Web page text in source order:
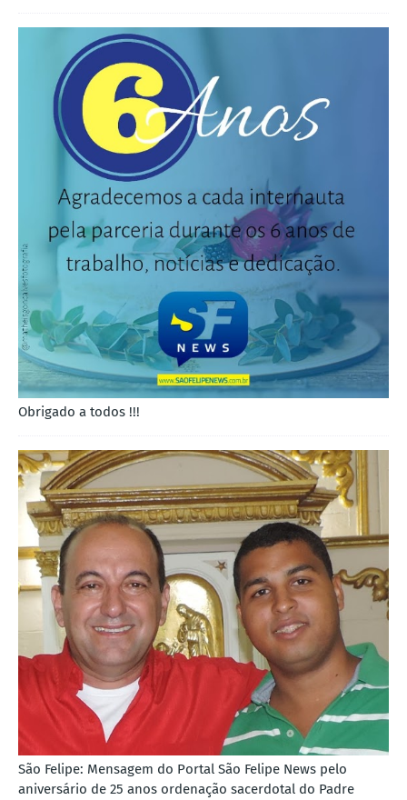
Obrigado a todos !!!
São Felipe: Mensagem do Portal São Felipe News pelo
aniversário de 25 anos ordenação sacerdotal do Padre